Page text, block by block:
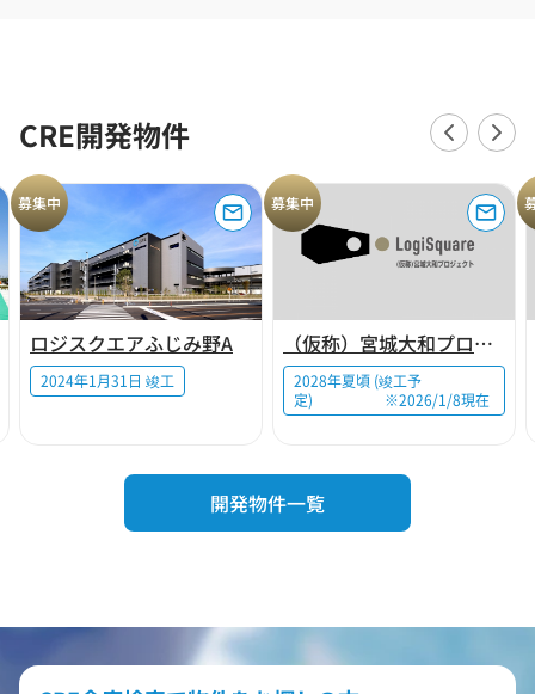
CRE開発物件
募集中
ロジスクエアふじみ野A
2024年1月31日 竣工
募集中
（仮称）宮城大和プロジェクト
2028年夏頃 (竣工予
定) ※2026/1/8現在
開発物件一覧